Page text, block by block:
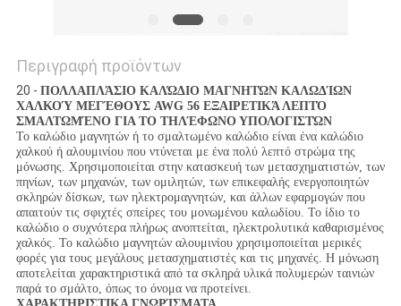
Περιγραφή προϊόντων
20 - ΠΟΛΛΑΠΛΆΣΙΟ ΚΑΛΏΔΙΟ ΜΑΓΝΗΤΏΝ ΚΑΛΩΔΊΩΝ
ΧΑΛΚΟΎ ΜΕΓΈΘΟΥΣ AWG 56 ΕΞΑΙΡΕΤΙΚΆ ΛΕΠΤΌ
ΣΜΑΛΤΩΜΈΝΟ ΓΙΑ ΤΟ ΤΗΛΈΦΩΝΟ ΥΠΟΛΟΓΙΣΤΏΝ
Το καλώδιο μαγνητών ή το σμαλτωμένο καλώδιο είναι ένα καλώδιο
χαλκού ή αλουμινίου που ντύνεται με ένα πολύ λεπτό στρώμα της
μόνωσης. Χρησιμοποιείται στην κατασκευή των μετασχηματιστών, των
πηνίων, των μηχανών, των ομιλητών, των επικεφαλής ενεργοποιητών
σκληρών δίσκων, των ηλεκτρομαγνητών, και άλλων εφαρμογών που
απαιτούν τις σφιχτές σπείρες του μονωμένου καλωδίου. Το ίδιο το
καλώδιο ο συχνότερα πλήρως ανοπτείται, ηλεκτρολυτικά καθαρισμένος
χαλκός. Το καλώδιο μαγνητών αλουμινίου χρησιμοποιείται μερικές
φορές για τους μεγάλους μετασχηματιστές και τις μηχανές. Η μόνωση
αποτελείται χαρακτηριστικά από τα σκληρά υλικά πολυμερών ταινιών
παρά το σμάλτο, όπως το όνομα να προτείνει.